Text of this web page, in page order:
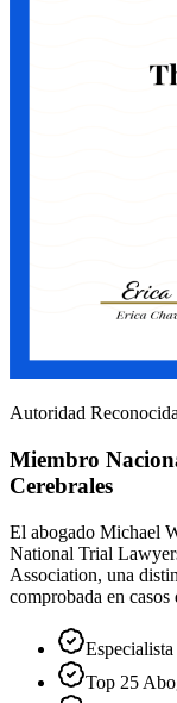
Autoridad Reconocida
Miembro
Cerebrales
El abogado Michael
National Trial
Association, una
comprobada en casos
Top 25